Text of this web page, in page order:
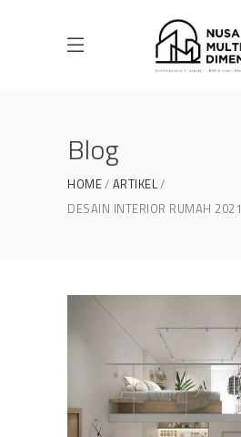
Blog
HOME ARTIKEL
DESAIN INTERIOR RUMAH 2021